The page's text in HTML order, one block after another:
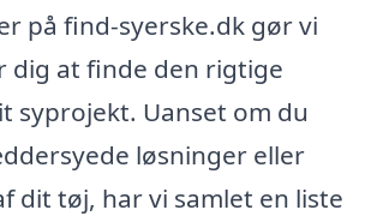
på find-syerske.dk gør vi
dig at finde den rigtige
syprojekt. Uanset om du
løsninger eller
dit tøj, har vi samlet en liste